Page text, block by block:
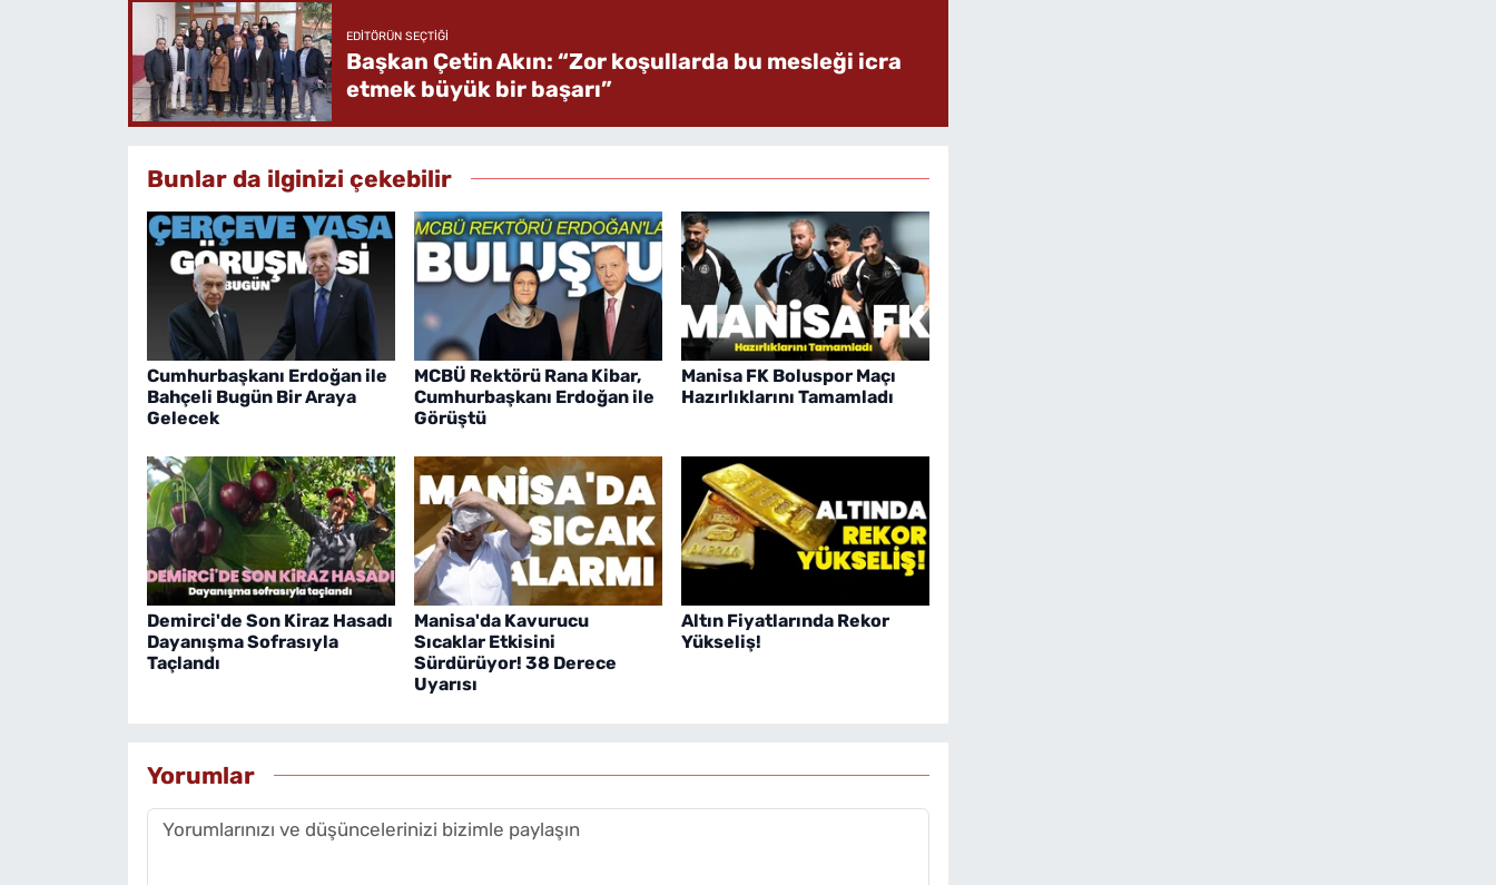
EDITÖRÜN SEÇTIĞI
Başkan Çetin Akın: “Zor koşullarda bu mesleği icra
etmek büyük bir başarı”
Bunlar da ilginizi çekebilir
Cumhurbaşkanı Erdoğan ile
Bahçeli Bugün Bir Araya
Gelecek
MCBÜ Rektörü Rana Kibar,
Cumhurbaşkanı Erdoğan ile
Görüştü
Manisa FK Boluspor Maçı
Hazırlıklarını Tamamladı
Demirci'de Son Kiraz Hasadı
Dayanışma Sofrasıyla
Taçlandı
Manisa'da Kavurucu
Sıcaklar Etkisini
Sürdürüyor! 38 Derece
Uyarısı
Altın Fiyatlarında Rekor
Yükseliş!
Yorumlar